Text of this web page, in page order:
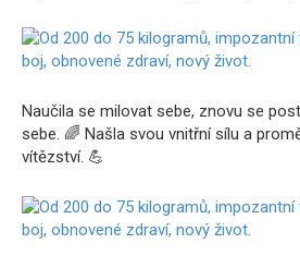
Naučila se milovat sebe, znovu se
sebe. 🌈 Našla svou vnitřní sílu a
vítězství. 💪